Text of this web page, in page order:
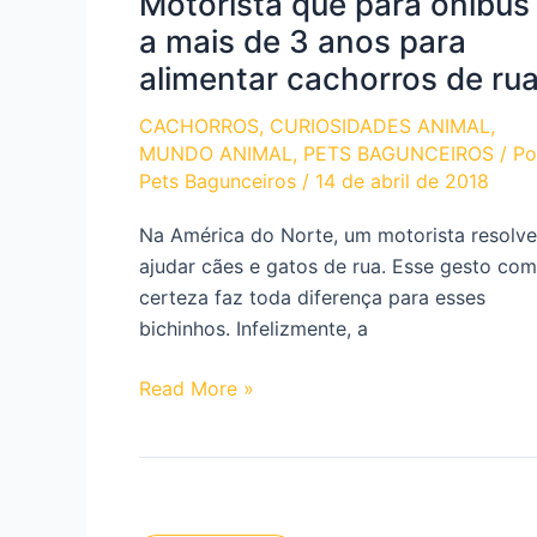
a mais de 3 anos para
alimentar cachorros de rua
CACHORROS, CURIOSIDADES ANIMAL,
MUNDO ANIMAL, PETS BAGUNCEIROS /
Pets Bagunceiros / 14 de abril de 2018
Na América do Norte, um motorista
ajudar cães e gatos de rua. Esse gesto com
certeza faz toda diferença para esses
bichinhos. Infelizmente, a
Motorista
Read More »